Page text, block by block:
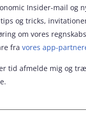
Insider-mail og
og tricks,
om vores
fra vores app-
tid afmelde mig og